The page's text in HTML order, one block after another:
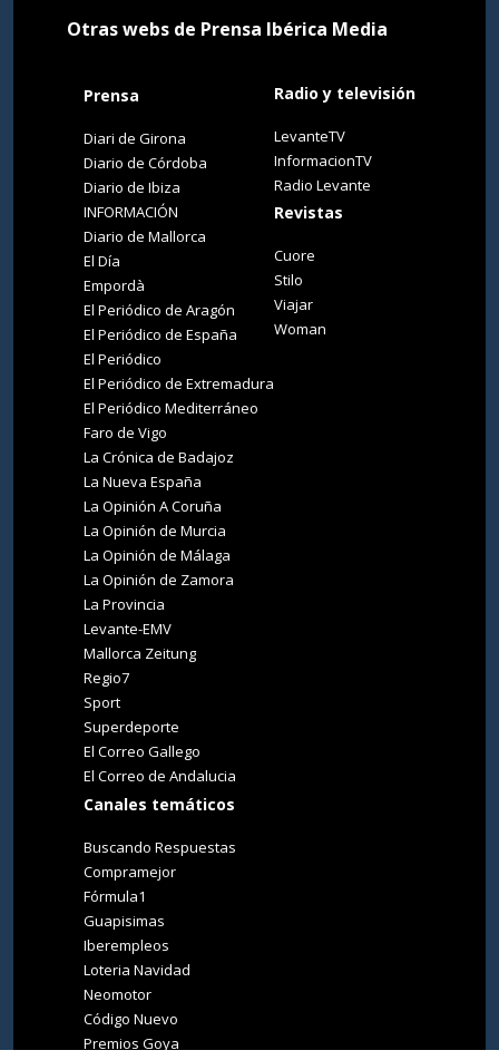
Otras webs de Prensa Ibérica Media
Prensa
Diari de Girona
Diario de Córdoba
Diario de Ibiza
INFORMACIÓN
Diario de Mallorca
El Día
Empordà
El Periódico de Aragón
El Periódico de España
El Periódico
El Periódico de Extremadura
El Periódico Mediterráneo
Faro de Vigo
La Crónica de Badajoz
La Nueva España
La Opinión A Coruña
La Opinión de Murcia
La Opinión de Málaga
La Opinión de Zamora
La Provincia
Levante-EMV
Mallorca Zeitung
Regio7
Sport
Superdeporte
El Correo Gallego
El Correo de Andalucia
Canales temáticos
Buscando Respuestas
Compramejor
Fórmula1
Guapisimas
Iberempleos
Loteria Navidad
Neomotor
Código Nuevo
Premios Goya
Radio y televisión
LevanteTV
InformacionTV
Radio Levante
Revistas
Cuore
Stilo
Viajar
Woman